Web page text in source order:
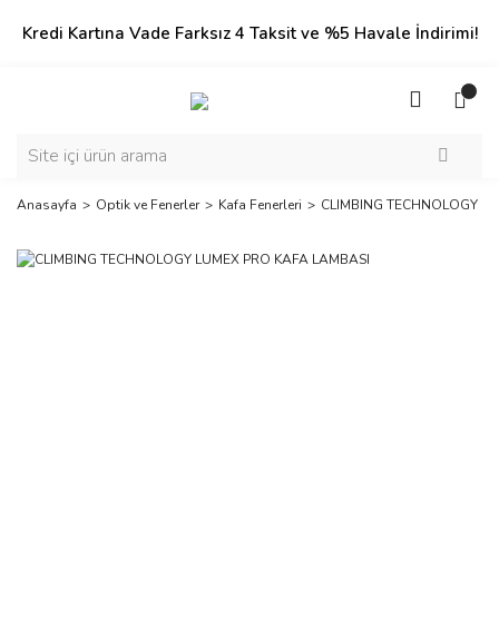
Kredi Kartına Vade Farksız 4 Taksit ve %5 Havale İndirimi!
Anasayfa Optik ve Fenerler Kafa Fenerleri CLIMBING TECHNOLOGY